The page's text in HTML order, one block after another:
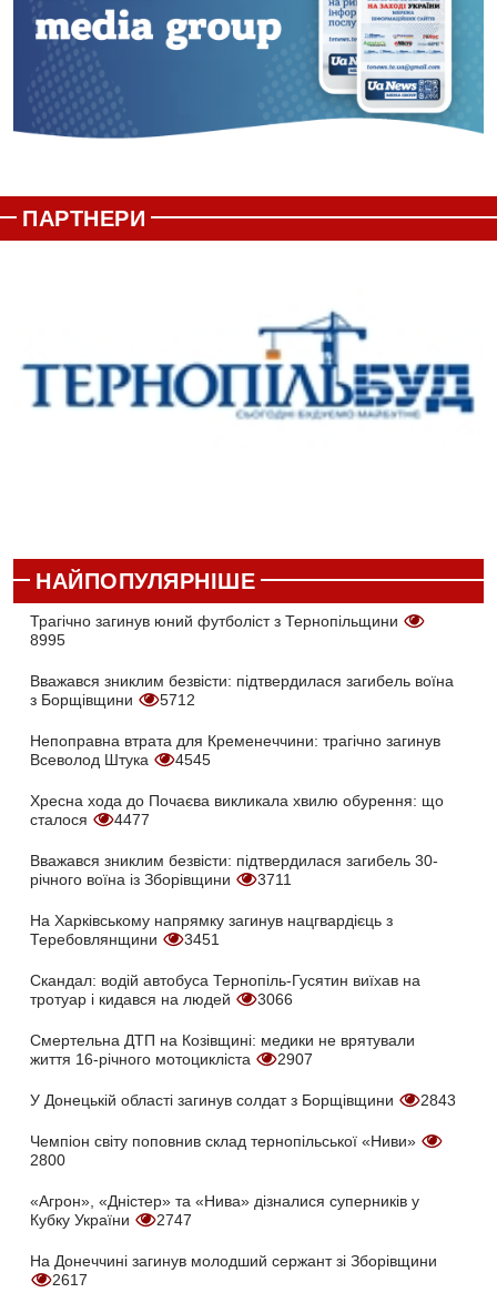
ПАРТНЕРИ
НАЙПОПУЛЯРНІШЕ
Трагічно загинув юний футболіст з Тернопільщини
8995
Вважався зниклим безвісти: підтвердилася загибель воїна
з Борщівщини
5712
Непоправна втрата для Кременеччини: трагічно загинув
Всеволод Штука
4545
Хресна хода до Почаєва викликала хвилю обурення: що
сталося
4477
Вважався зниклим безвісти: підтвердилася загибель 30-
річного воїна із Зборівщини
3711
На Харківському напрямку загинув нацгвардієць з
Теребовлянщини
3451
Скандал: водій автобуса Тернопіль-Гусятин виїхав на
тротуар і кидався на людей
3066
Смертельна ДТП на Козівщині: медики не врятували
життя 16-річного мотоцикліста
2907
У Донецькій області загинув солдат з Борщівщини 2843
Чемпіон світу поповнив склад тернопільської «Ниви»
2800
«Агрон», «Дністер» та «Нива» дізналися суперників у
Кубку України
2747
На Донеччині загинув молодший сержант зі Зборівщини
2617